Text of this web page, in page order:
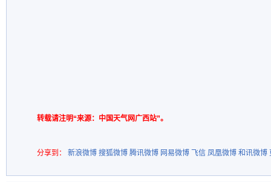
转载请注明“来源：中国天气网广西站”。
分享到： 新浪微博 搜狐微博 腾讯微博 网易微博 飞信 凤凰微博 和讯微博